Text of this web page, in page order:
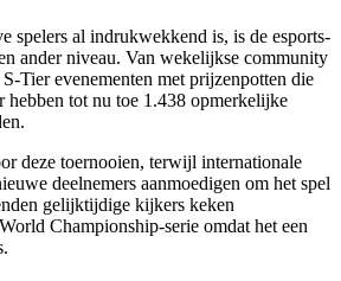
spelers al indrukwekkend is, is de esports-
ander niveau. Van wekelijkse community
Tier evenementen met prijzenpotten die
hebben tot nu toe 1.438 opmerkelijke
deze toernooien, terwijl internationale
deelnemers aanmoedigen om het spel
gelijktijdige kijkers keken
Championship-serie omdat het een